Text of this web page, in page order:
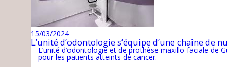
15/03/2024
L’unité d’odontologie s’équipe d’une chaîne de
L’unité d’odontologie et de prothèse maxillo-faciale de
pour les patients atteints de cancer.